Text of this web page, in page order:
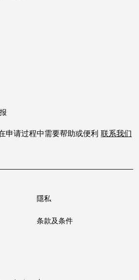
申请过程中需要帮助或便利 联系我们
隱私
条款及条件